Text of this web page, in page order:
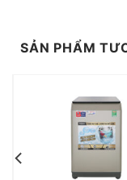
chế gây tiếng
tiết kiệm điện
EcoInverter hiện
Nhãn năng
SẢN PHẨM